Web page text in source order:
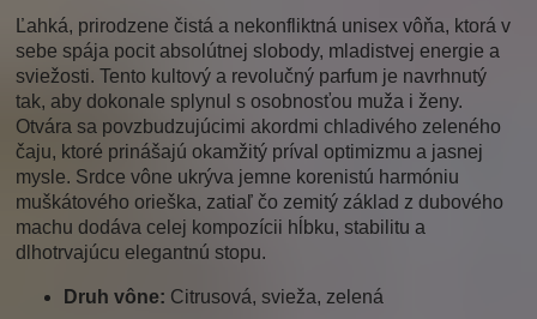
Ľahká, prirodzene čistá a nekonfliktná unisex vôňa, ktorá v
sebe spája pocit absolútnej slobody, mladistvej energie a
sviežosti. Tento kultový a revolučný parfum je navrhnutý
tak, aby dokonale splynul s osobnosťou muža i ženy.
Otvára sa povzbudzujúcimi akordmi chladivého zeleného
čaju, ktoré prinášajú okamžitý príval optimizmu a jasnej
mysle. Srdce vône ukrýva jemne korenistú harmóniu
muškátového orieška, zatiaľ čo zemitý základ z dubového
machu dodáva celej kompozícii hĺbku, stabilitu a
dlhotrvajúcu elegantnú stopu.
Druh vône: Citrusová, svieža, zelená